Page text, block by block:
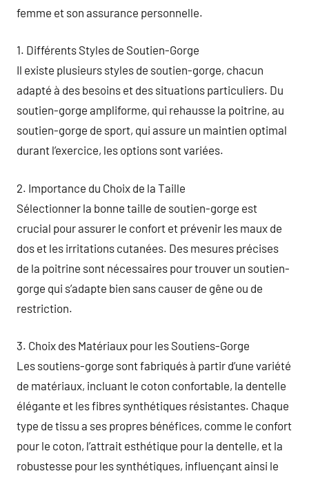
femme et son assurance personnelle.
1. Différents Styles de Soutien-Gorge
Il existe plusieurs styles de soutien-gorge, chacun
adapté à des besoins et des situations particuliers. Du
soutien-gorge ampliforme, qui rehausse la poitrine, au
soutien-gorge de sport, qui assure un maintien optimal
durant l’exercice, les options sont variées.
2. Importance du Choix de la Taille
Sélectionner la bonne taille de soutien-gorge est
crucial pour assurer le confort et prévenir les maux de
dos et les irritations cutanées. Des mesures précises
de la poitrine sont nécessaires pour trouver un soutien-
gorge qui s’adapte bien sans causer de gêne ou de
restriction.
3. Choix des Matériaux pour les Soutiens-Gorge
Les soutiens-gorge sont fabriqués à partir d’une variété
de matériaux, incluant le coton confortable, la dentelle
élégante et les fibres synthétiques résistantes. Chaque
type de tissu a ses propres bénéfices, comme le confort
pour le coton, l’attrait esthétique pour la dentelle, et la
robustesse pour les synthétiques, influençant ainsi le